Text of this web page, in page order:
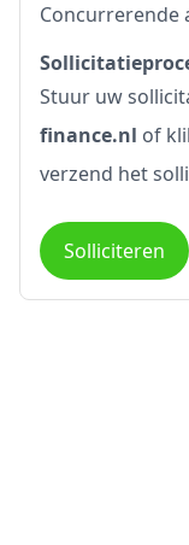
Concurrerende
Stuur uw
finance.nl of
verzend het
Solliciteren